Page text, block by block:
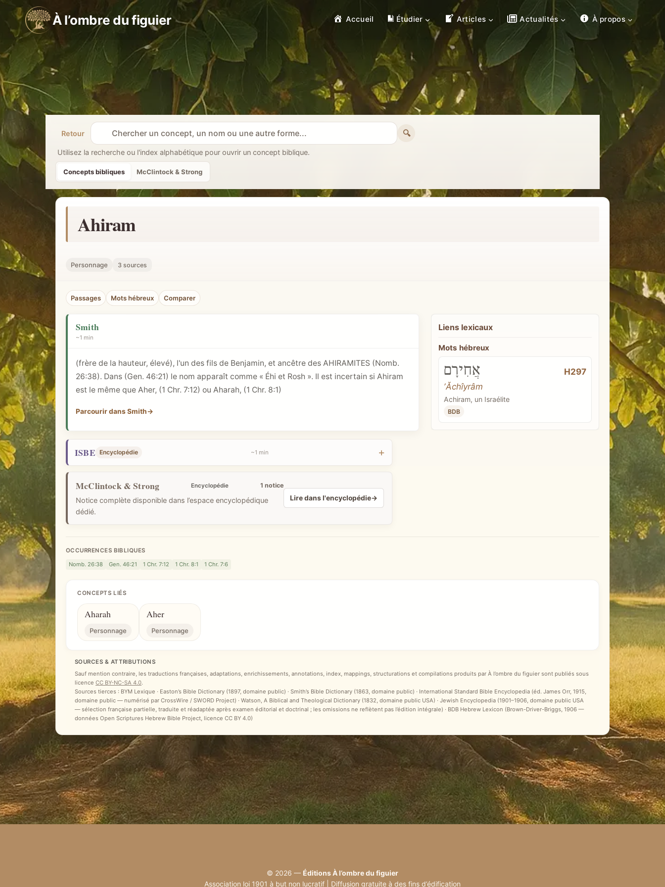
Aller
contenu
À l’ombre du figuier Accueil Étudier Articles Actualités À propos
Retour
R
e
e
c
h
c
n
c
p
t
b
e
🔍
Utilisez la recherche ou l'index alphabétique pour ouvrir un concept biblique.
Concepts bibliques McClintock & Strong
Ahiram
Personnage 3 sources
Passages Mots hébreux Comparer
Liens lexicaux
Mots hébreux
אֲחִירָם
H297
ʼĂchîyrâm
Achiram, un Israélite
BDB
Smith
~1 min
(frère de la hauteur, élevé), l'un des fils de Benjamin, et ancêtre des AHIRAMITES (Nomb.
26:38). Dans (Gen. 46:21) le nom apparaît comme « Éhi et Rosh ». Il est incertain si Ahiram
est le même que Aher, (1 Chr. 7:12) ou Aharah, (1 Chr. 8:1)
Parcourir dans Smith→
ISBE Encyclopédie ~1 min
McClintock & Strong Encyclopédie 1 notice
Notice complète disponible dans l’espace encyclopédique
dédié.
Lire dans l'encyclopédie→
OCCURRENCES BIBLIQUES
Nomb. 26:38
Gen. 46:21 1 Chr. 7:12 1 Chr. 8:1 1 Chr. 7:6
CONCEPTS LIÉS
Aharah
Personnage
Aher
Personnage
SOURCES & ATTRIBUTIONS
Sauf mention contraire, les traductions françaises, adaptations, enrichissements, annotations, index, mappings, structurations et compilations produits par À l’ombre du figuier sont publiés sous
licence CC BY-NC-SA 4.0.
Sources tierces : BYM Lexique · Easton’s Bible Dictionary (1897, domaine public) · Smith’s Bible Dictionary (1863, domaine public) · International Standard Bible Encyclopedia (éd. James Orr, 1915,
domaine public — numérisé par CrossWire / SWORD Project) · Watson, A Biblical and Theological Dictionary (1832, domaine public USA) · Jewish Encyclopedia (1901–1906, domaine public USA
— sélection française partielle, traduite et réadaptée après examen éditorial et doctrinal ; les omissions ne reflètent pas l’édition intégrale) · BDB Hebrew Lexicon (Brown-Driver-Briggs, 1906 —
données Open Scriptures Hebrew Bible Project, licence CC BY 4.0)
© 2026 — Éditions À l’ombre du figuier
Association loi 1901 à but non lucratif | Diffusion gratuite à des fins d’édification